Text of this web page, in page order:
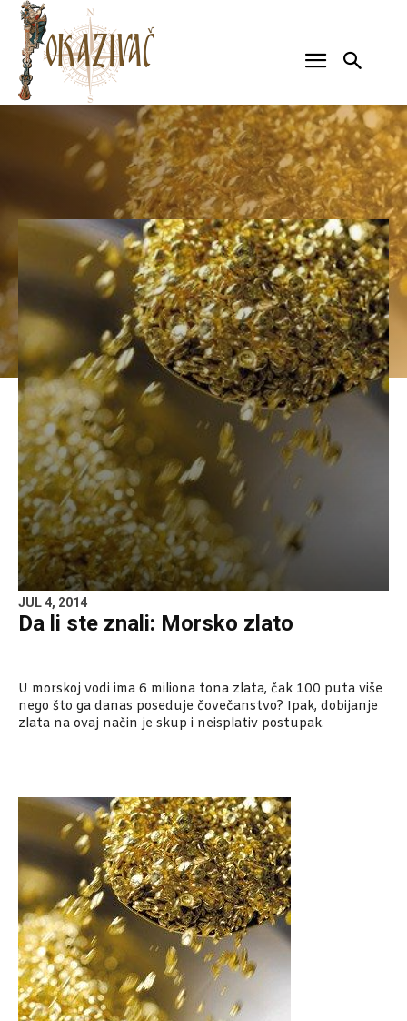
JUL 4, 2014
Da li ste znali: Morsko zlato
U morskoj vodi ima 6 miliona tona zlata, čak 100 puta više
nego što ga danas poseduje čovečanstvo? Ipak, dobijanje
zlata na ovaj način je skup i neisplativ postupak.